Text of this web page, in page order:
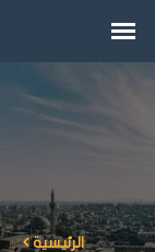
الرئيسية